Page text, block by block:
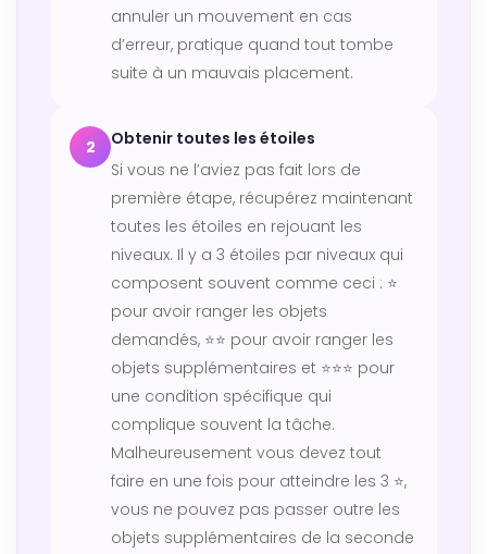
annuler un mouvement en cas
d’erreur, pratique quand tout tombe
suite à un mauvais placement.
2
Obtenir toutes les étoiles
Si vous ne l’aviez pas fait lors de
première étape, récupérez maintenant
toutes les étoiles en rejouant les
niveaux. Il y a 3 étoiles par niveaux qui
composent souvent comme ceci : ⭐
pour avoir ranger les objets
demandés, ⭐⭐ pour avoir ranger les
objets supplémentaires et ⭐⭐⭐ pour
une condition spécifique qui
complique souvent la tâche.
Malheureusement vous devez tout
faire en une fois pour atteindre les 3 ⭐,
vous ne pouvez pas passer outre les
objets supplémentaires de la seconde